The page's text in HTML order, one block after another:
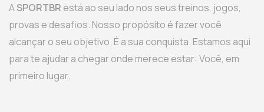
ASPORTBR está ao seu lado nos seus treinos, jogos,
provas e desafios. Nosso propósito é fazer você
alcançar o seu objetivo. É a sua conquista. Estamos aqui
para te ajudar a chegar onde merece estar: Você, em
primeiro lugar.